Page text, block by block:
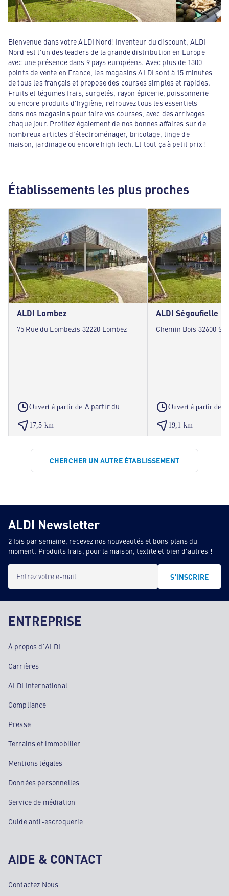
Bienvenue dans votre ALDI Nord! Inventeur du discount, ALDI
Nord est l'un des leaders de la grande distribution en Europe
avec une présence dans 9 pays européens. Avec plus de 1300
points de vente en France, les magasins ALDI sont à 15 minutes
de tous les français et propose des courses simples et rapides.
Fruits et légumes frais, surgelés, rayon épicerie, poissonnerie
ou encore produits d'hygiène, retrouvez tous les essentiels
dans nos magasins pour faire vos courses, avec des arrivages
chaque jour. Profitez également de nos bonnes affaires sur de
nombreux articles d'électroménager, bricolage, linge de
maison, jardinage ou encore high tech. Et tout ça à petit prix !
Établissements les plus proches
ALDI Lombez
75 Rue du Lombezis 32220 Lombez
Ouvert à partir de A partir du
17,5 km
ALDI Ségoufielle
Chemin Bois 32600
Ouvert à partir de
19,1 km
CHERCHER UN AUTRE ÉTABLISSEMENT
ALDI Newsletter
2 fois par semaine, recevez nos nouveautés et bons plans du
moment. Produits frais, pour la maison, textile et bien d'autres !
Entrez votre e-mail S'INSCRIRE
ENTREPRISE
À propos d'ALDI
Carrières
ALDI International
Compliance
Presse
Terrains et immobilier
Mentions légales
Données personnelles
Service de médiation
Guide anti-escroquerie
AIDE & CONTACT
Contactez Nous